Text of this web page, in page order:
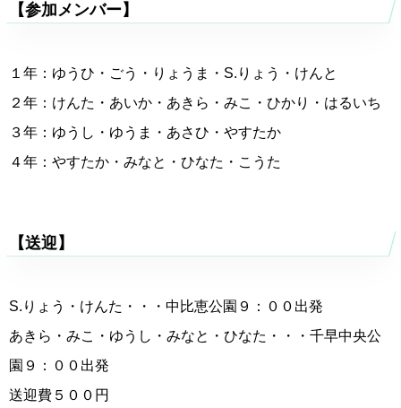
【参加メンバー】
１年：ゆうひ・ごう・りょうま・S.りょう・けんと
２年：けんた・あいか・あきら・みこ・ひかり・はるいち
３年：ゆうし・ゆうま・あさひ・やすたか
４年：やすたか・みなと・ひなた・こうた
【送迎】
S.りょう・けんた・・・中比恵公園９：００出発
あきら・みこ・ゆうし・みなと・ひなた・・・千早中央公
園９：００出発
送迎費５００円